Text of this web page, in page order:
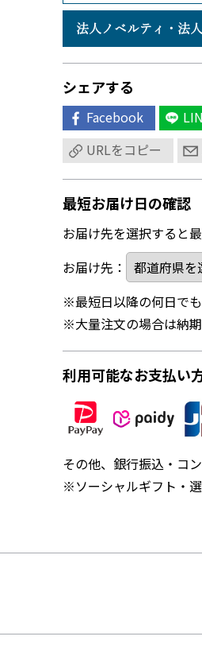
法人ノベルティ・ 法
シェアする
Facebook
URLをコピー
最短お届け日の確認
お届け先を選択すると
お届け先：
※最短日以降の何日でも
※大量注文の場合は納
利用可能なお支払い
その他、銀行振込・コ
※ソーシャルギフト・